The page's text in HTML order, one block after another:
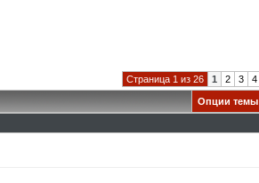
Страница 1 из 26 1 2 3 4
Опции темы